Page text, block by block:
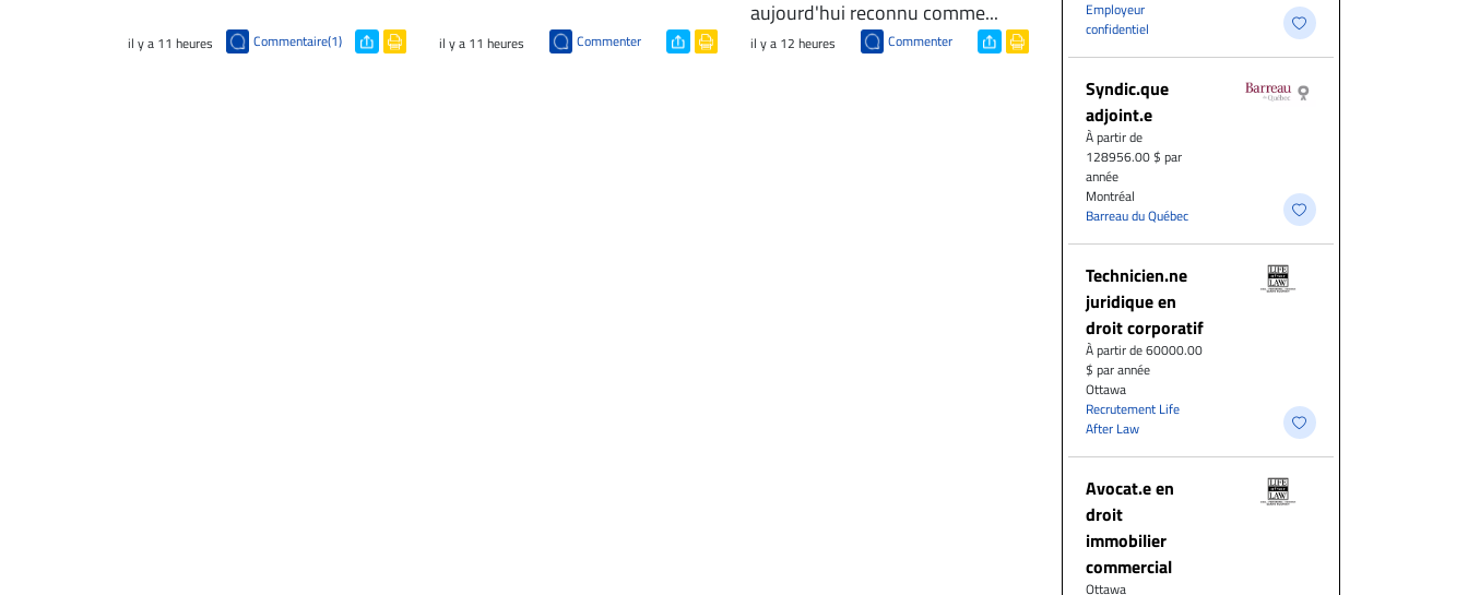
il y a 11 heures Commentaire(1) il y a 11 heures Commenter
aujourd'hui reconnu comme...
il y a 12 heures Commenter
Employeur
confidentiel
Syndic.que
adjoint.e
À partir de
128956.00 $ par
année
Montréal
Barreau du Québec
Technicien.ne
juridique en
droit corporatif
À partir de 60000.00
$ par année
Ottawa
Recrutement Life
After Law
Avocat.e en
droit
immobilier
commercial
Ottawa